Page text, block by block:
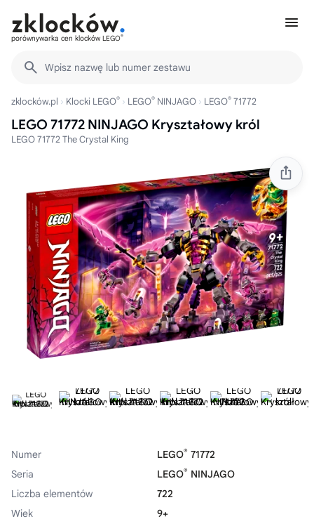
porównywarka cen klocków LEGO®
Wpisz nazwę lub numer zestawu
zklocków.pl Klocki LEGO® LEGO® NINJAGO LEGO® 71772
LEGO 71772 NINJAGO Kryształowy król
LEGO 71772 The Crystal King
Numer LEGO® 71772
Seria
LEGO® NINJAGO
Liczba elementów
722
Wiek
9+